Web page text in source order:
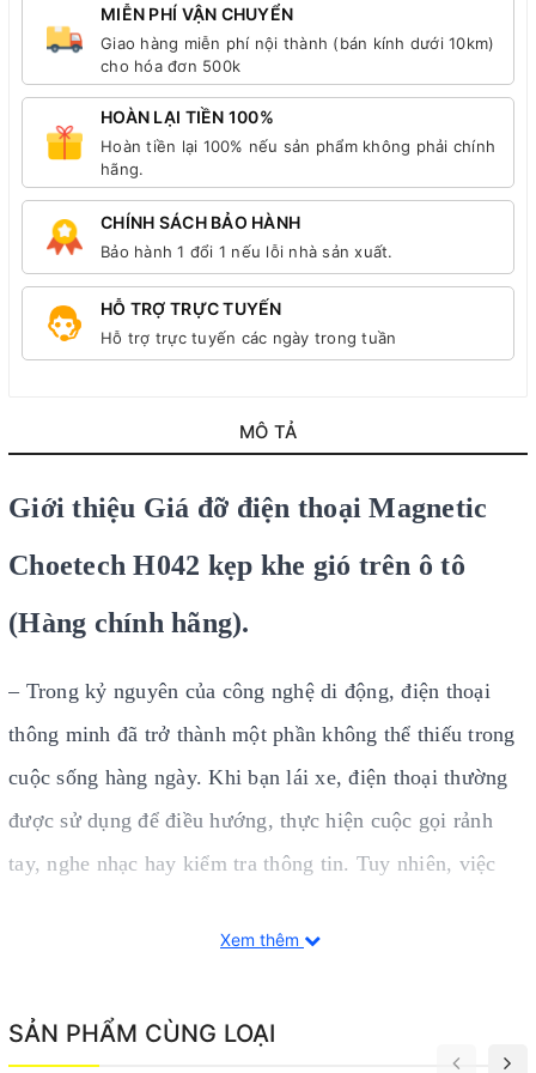
MIỄN PHÍ VẬN CHUYỂN
Giao hàng miễn phí nội thành (bán kính dưới 10km)
cho hóa đơn 500k
HOÀN LẠI TIỀN 100%
Hoàn tiền lại 100% nếu sản phẩm không phải chính
hãng.
CHÍNH SÁCH BẢO HÀNH
Bảo hành 1 đổi 1 nếu lỗi nhà sản xuất.
HỖ TRỢ TRỰC TUYẾN
Hỗ trợ trực tuyến các ngày trong tuần
MÔ TẢ
Giới thiệu Giá đỡ điện thoại Magnetic
Choetech H042 kẹp khe gió trên ô tô
(Hàng chính hãng).
– Trong kỷ nguyên của công nghệ di động, điện thoại
thông minh đã trở thành một phần không thể thiếu trong
cuộc sống hàng ngày. Khi bạn lái xe, điện thoại thường
được sử dụng để điều hướng, thực hiện cuộc gọi rảnh
tay, nghe nhạc hay kiểm tra thông tin. Tuy nhiên, việc
trung mà còn tiềm ẩn nhiều rủi ro. Chính vì thế, một giá
không thể thiếu để giữ an toàn và tiện lợi khi lái xe.
Xem thêm
SẢN PHẨM CÙNG LOẠI